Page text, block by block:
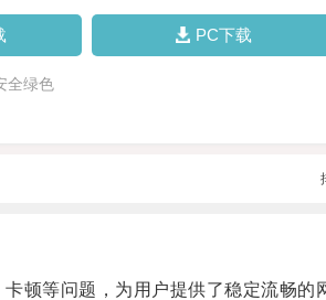
PC下载
全绿色
等问题，为用户提供了稳定流畅的